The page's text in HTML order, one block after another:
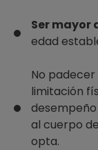
Ser mayor
edad
No
limitación
al cuerpo
opta.